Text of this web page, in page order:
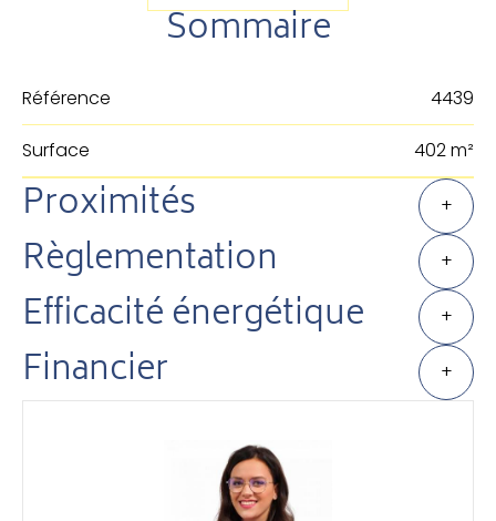
Sommaire
Référence 4439
Surface 402 m²
Proximités +
Règlementation +
Efficacité énergétique +
Financier +